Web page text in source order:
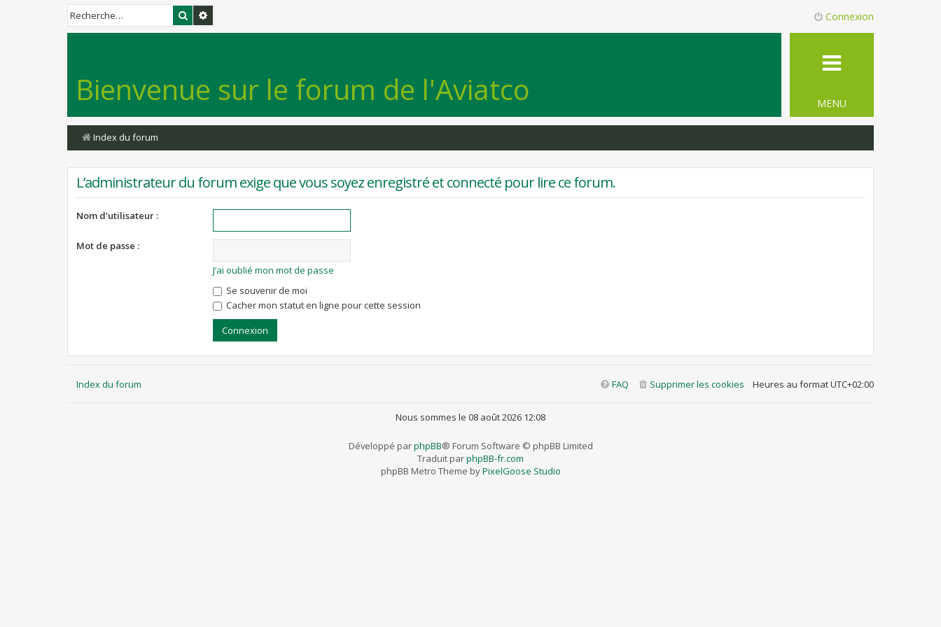
Rechercher Connexion
Bienvenue sur le forum de l'Aviatco MENU
Index du forum
L’administrateur du forum exige que vous soyez enregistré et connecté pour lire ce forum.
Nom d’utilisateur :
Mot de passe :
J’ai oublié mon mot de passe
Se souvenir de moi
Cacher mon statut en ligne pour cette session
Index du forum Heures au formatUTC+02:00
Supprimer les cookies
FAQ
Nous sommes le 08 août 2026 12:08
Développé parphpBB® Forum Software © phpBB Limited
Traduit parphpBB-fr.com
phpBB Metro Theme byPixelGoose Studio